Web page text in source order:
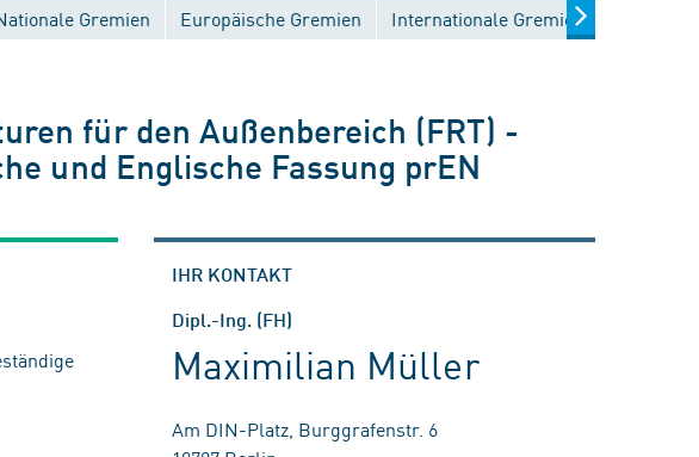
Gremien Europäische Gremien Internationale Gremien
für den Außenbereich (FRT) -
und Englische Fassung prEN
IHR KONTAKT
Dipl.-Ing. (FH)
Maximilian Müller
Am DIN-Platz, Burggrafenstr. 6